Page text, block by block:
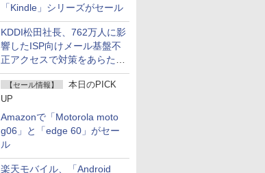
「Kindle」シリーズがセール
KDDI松田社長、762万人に影
響したISP向けメール基盤不
正アクセスで対策をあらため
て説明
【セール情報】
本日のPICK
UP
Amazonで「Motorola moto
g06」と「edge 60」がセー
ル
楽天モバイル、「Android